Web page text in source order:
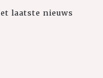
laatste nieuws